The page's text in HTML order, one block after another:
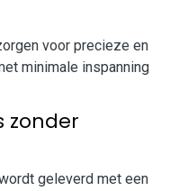
voor precieze en
minimale inspanning
zonder
geleverd met een